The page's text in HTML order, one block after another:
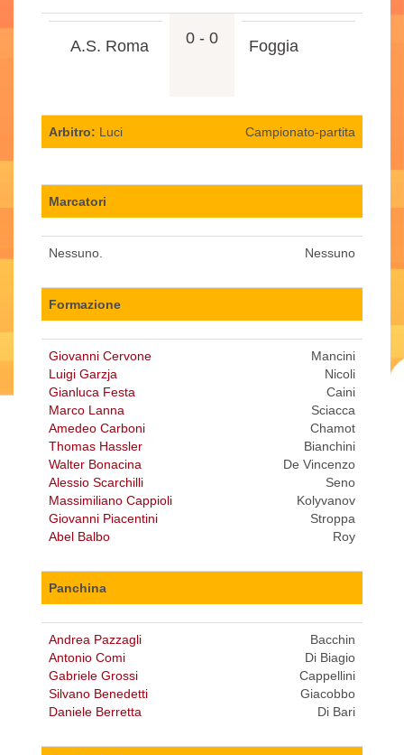
A.S. Roma 0 - 0 Foggia
Arbitro: Luci Campionato-partita
Marcatori
Nessuno. Nessuno
Formazione
Giovanni Cervone
Luigi Garzja
Gianluca Festa
Marco Lanna
Amedeo Carboni
Thomas Hassler
Walter Bonacina
Alessio Scarchilli
Massimiliano Cappioli
Giovanni Piacentini
Abel Balbo
Mancini
Nicoli
Caini
Sciacca
Chamot
Bianchini
De Vincenzo
Seno
Kolyvanov
Stroppa
Roy
Panchina
Andrea Pazzagli
Antonio Comi
Gabriele Grossi
Silvano Benedetti
Daniele Berretta
Bacchin
Di Biagio
Cappellini
Giacobbo
Di Bari